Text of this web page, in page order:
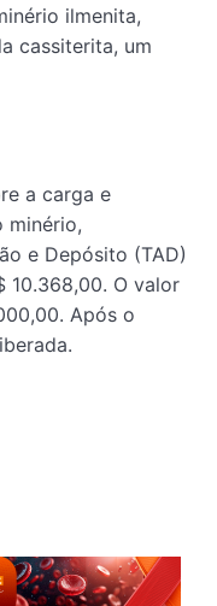
ilmenita,
cassiterita, um
a carga e
minério,
e Depósito (TAD)
10.368,00. O valor
Após o